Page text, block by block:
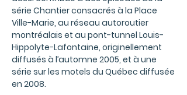
série Chantier consacrés à la Place
Ville-Marie, au réseau autoroutier
montréalais et au pont-tunnel Louis-
Hippolyte-Lafontaine, originellement
diffusés à l’automne 2005, et à une
série sur les motels du Québec diffusée
en 2008.